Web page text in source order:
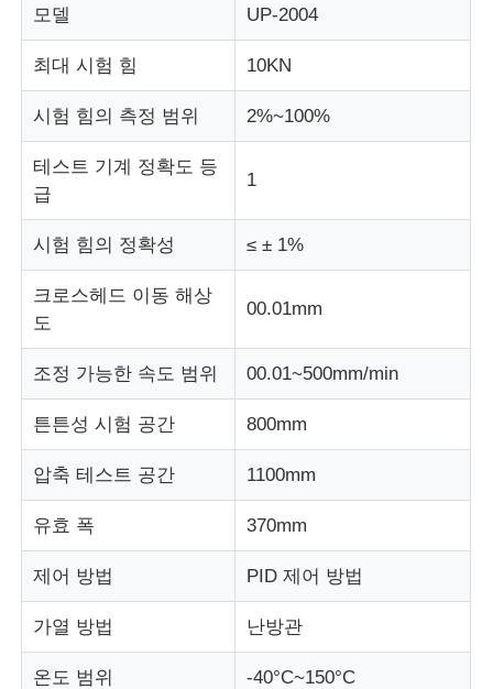
충격 시험기
마모시험기
충돌 시험 장비
신발 테스트 장비
건축물 시험 장비
패키지 테스트 장비
접착기 시험 장비
직물 시험기
온습도 제어기
경도계
모델 UP-2004
최대 시험 힘 10KN
시험 힘의 측정 범위 2%~100%
테스트 기계 정확도 등
급
1
시험 힘의 정확성 ≤ ± 1%
크로스헤드 이동 해상
도
00.01mm
조정 가능한 속도 범위 00.01~500mm/min
튼튼성 시험 공간 800mm
압축 테스트 공간 1100mm
유효 폭 370mm
제어 방법 PID 제어 방법
가열 방법 난방관
온도 범위 -40°C~150°C